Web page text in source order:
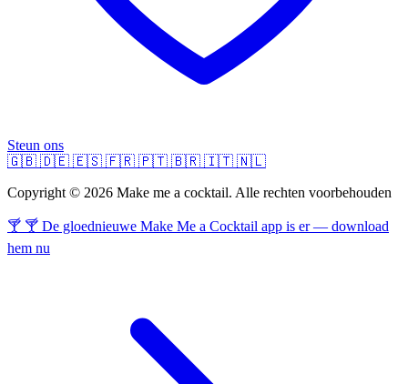
Steun ons
🇬🇧 🇩🇪 🇪🇸 🇫🇷 🇵🇹 🇧🇷 🇮🇹 🇳🇱
Copyright © 2026 Make me a cocktail. Alle rechten voorbehouden
🍸 🍸 De gloednieuwe Make Me a Cocktail app is er — download
hem nu